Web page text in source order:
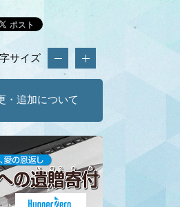
サイズ
・追加について